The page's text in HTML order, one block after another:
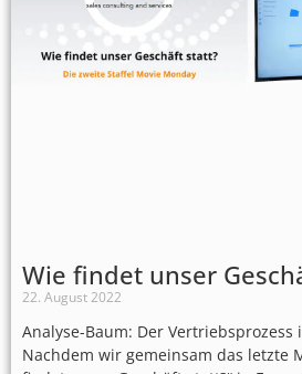
Wie findet unser
22. August 2022
Analyse-Baum: Der Vertriebsprozess
Nachdem wir gemeinsam das letzte